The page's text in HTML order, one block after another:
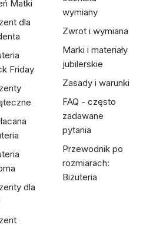
Matki
dla
Friday
dla
wymiany
Zwrot i wymiana
Marki i materiały
jubilerskie
Zasady i warunki
FAQ - często
zadawane
pytania
Przewodnik po
rozmiarach:
Biżuteria